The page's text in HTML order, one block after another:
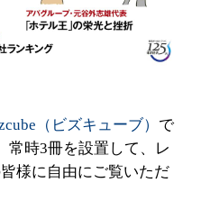
（ビズキューブ） で
常時3冊を設置して、レ
様に自由にご覧いただ